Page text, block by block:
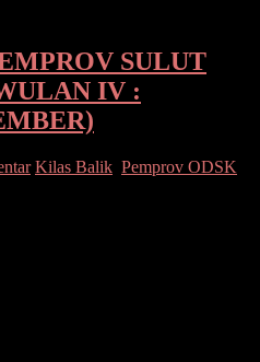
SULUT
IV :
Kilas Balik Pemprov ODSK